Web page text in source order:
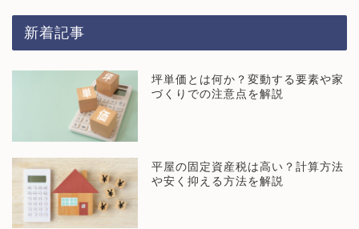
新着記事
坪単価とは何か？変動する要素や家
づくりでの注意点を解説
平屋の固定資産税は高い？計算方法
や安く抑える方法を解説